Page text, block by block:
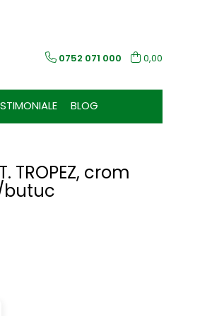
0752 071 000 0,00
BLOG
TROPEZ, crom
butuc